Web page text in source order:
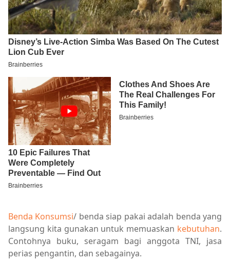
Benda Konsumsi/ benda siap pakai adalah benda yang
langsung kita gunakan untuk memuaskan kebutuhan.
Contohnya buku, seragam bagi anggota TNI, jasa
perias pengantin, dan sebagainya.